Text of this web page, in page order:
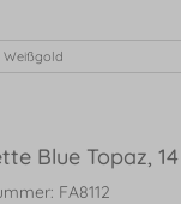
Weißgold
Blue Topaz,
FA8112